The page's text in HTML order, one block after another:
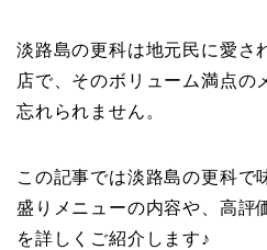
淡路島の更科は地元民に愛さ
店で、そのボリューム満点の
忘れられません。
この記事では淡路島の更科で
盛りメニューの内容や、高評
を詳しくご紹介します♪